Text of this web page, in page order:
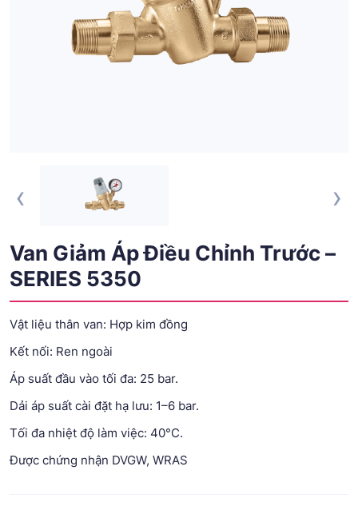
‹ ›
Van Giảm Áp Điều Chỉnh Trước –
SERIES 5350
Vật liệu thân van: Hợp kim đồng
Kết nối: Ren ngoài
Áp suất đầu vào tối đa: 25 bar.
Dải áp suất cài đặt hạ lưu: 1–6 bar.
Tối đa nhiệt độ làm việc: 40°C.
Được chứng nhận DVGW, WRAS